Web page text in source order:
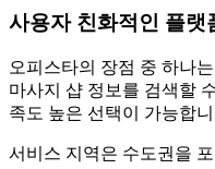
사용자 친화적인 플랫
오피스타의 장점 중 하나
마사지 샵 정보를 검색할
족도 높은 선택이 가능합
서비스 지역은 수도권을